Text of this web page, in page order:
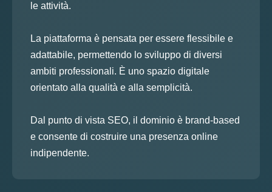
le attività.
La piattaforma è pensata per essere flessibile e
adattabile, permettendo lo sviluppo di diversi
ambiti professionali. È uno spazio digitale
orientato alla qualità e alla semplicità.
Dal punto di vista SEO, il dominio è brand-based
e consente di costruire una presenza online
indipendente.